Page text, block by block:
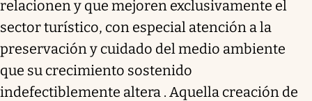
relacionen y que mejoren exclusivamente el
sector turístico, con especial atención a la
preservación y cuidado del medio ambiente
que su crecimiento sostenido
indefectiblemente altera . Aquella creación de